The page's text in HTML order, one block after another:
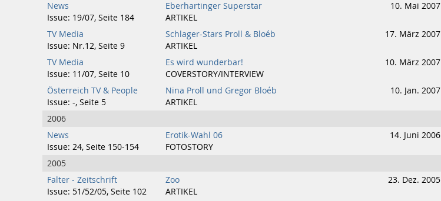
News
Issue: 19/07, Seite 184
Eberhartinger Superstar
ARTIKEL
10. Mai 2007
TV Media
Issue: Nr.12, Seite 9
Schlager-Stars Proll & Bloéb
ARTIKEL
17. März 2007
TV Media
Issue: 11/07, Seite 10
Es wird wunderbar!
COVERSTORY/INTERVIEW
10. März 2007
Österreich TV & People
Issue: -, Seite 5
Nina Proll und Gregor Bloéb
ARTIKEL
10. Jan. 2007
2006
News
Issue: 24, Seite 150-154
Erotik-Wahl 06
FOTOSTORY
14. Juni 2006
2005
Falter - Zeitschrift
Issue: 51/52/05, Seite 102
Zoo
ARTIKEL
23. Dez. 2005